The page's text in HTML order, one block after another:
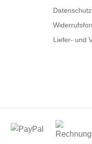
Datenschutz
Liefer- und